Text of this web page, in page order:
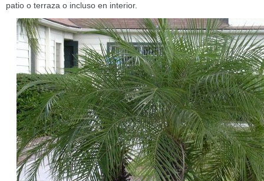
patio o terraza o incluso en interior.